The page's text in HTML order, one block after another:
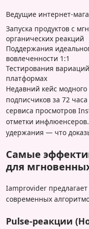
Ведущие интернет-
Запуска продуктов с
органических реакций
Поддержания
вовлеченности 1:1
Тестирования
платформах
Недавний кейс
подписчиков за 72
сервиса просмотров
отметки
удержания — что
Самые
для
Iamprovider
современных
Pulse-реакции